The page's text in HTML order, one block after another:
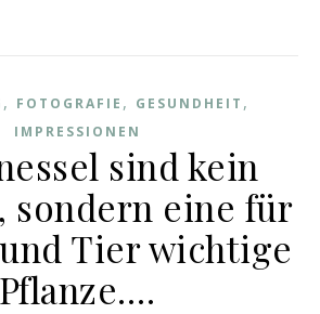
, FOTOGRAFIE , GESUNDHEIT ,
IMPRESSIONEN
sind kein
sondern eine für
Tier wichtige
Pflanze….